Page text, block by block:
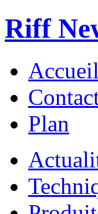
Riff
Accueil
Plan